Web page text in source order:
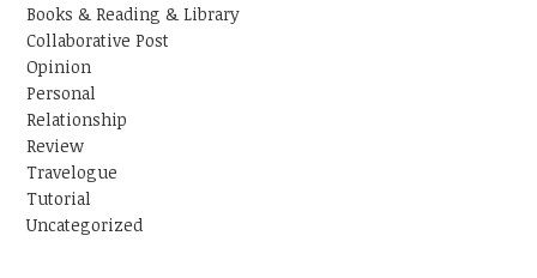
Books & Reading & Library
Collaborative Post
Opinion
Personal
Relationship
Review
Travelogue
Tutorial
Uncategorized